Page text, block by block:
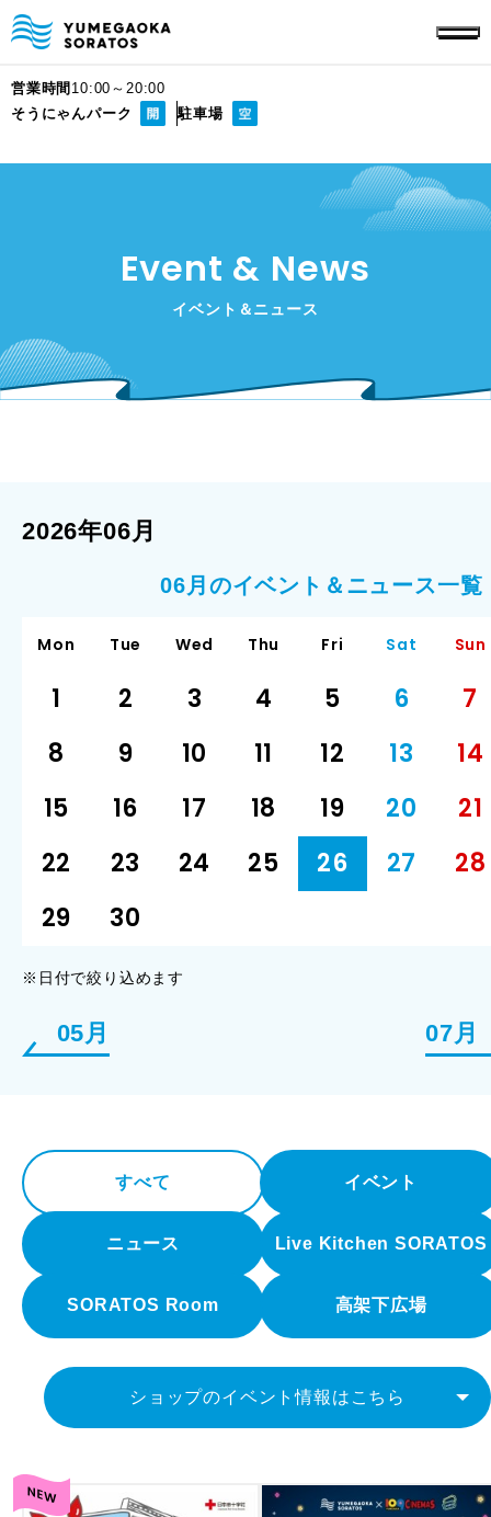
営業時間 10:00～20:00
そうにゃんパーク
駐車場
Event & News
イベント＆ニュース
05月
2026年06月
06月のイベント＆ニュース一
Mon Tue Wed Thu Fri Sat Sun
1 2 3 4 5 6
7
8
9 10 11 12 13
14
15
16 17 18 19 20
21
22
23 24 25 26 27
28
29
30
※日付で絞り込めます
07月
すべて イベント
ニュース Live Kitchen SORATOS
SORATOS Room 高架下広場
ショップのイベント情報はこちら